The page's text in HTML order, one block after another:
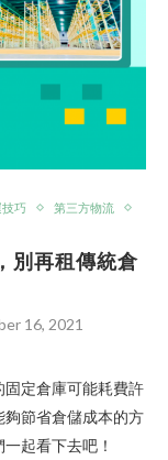
巧
第三方物流
別再租傳統倉
16, 2021
定倉庫可能耗費許
節省倉儲成本的方
起看下去吧！